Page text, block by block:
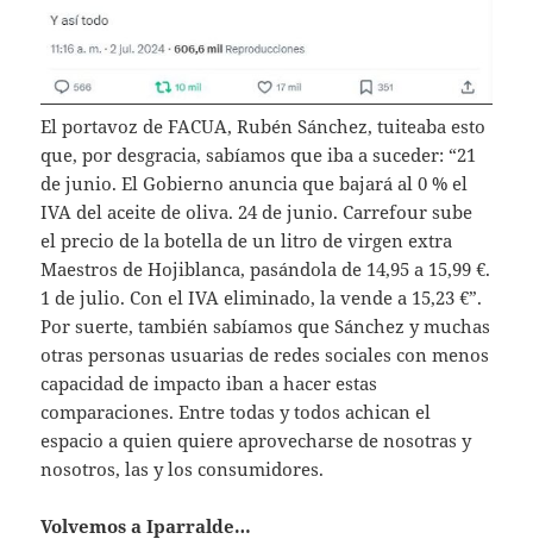
El portavoz de FACUA, Rubén Sánchez, tuiteaba esto
que, por desgracia, sabíamos que iba a suceder: “21
de junio. El Gobierno anuncia que bajará al 0 % el
IVA del aceite de oliva. 24 de junio. Carrefour sube
el precio de la botella de un litro de virgen extra
Maestros de Hojiblanca, pasándola de 14,95 a 15,99 €.
1 de julio. Con el IVA eliminado, la vende a 15,23 €”.
Por suerte, también sabíamos que Sánchez y muchas
otras personas usuarias de redes sociales con menos
capacidad de impacto iban a hacer estas
comparaciones. Entre todas y todos achican el
espacio a quien quiere aprovecharse de nosotras y
nosotros, las y los consumidores.
Volvemos a Iparralde…